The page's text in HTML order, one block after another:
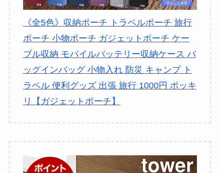
《全5色》収納ポーチ トラベルポーチ 旅行
ポーチ 小物ポーチ ガジェットポーチ ケー
ブル収納 モバイルバッテリー収納ケース バ
ッグインバッグ 小物入れ 防災 キャンプ ト
ラベル 便利グッズ 出張 旅行 1000円 ポッキ
リ【ガジェットポーチ】